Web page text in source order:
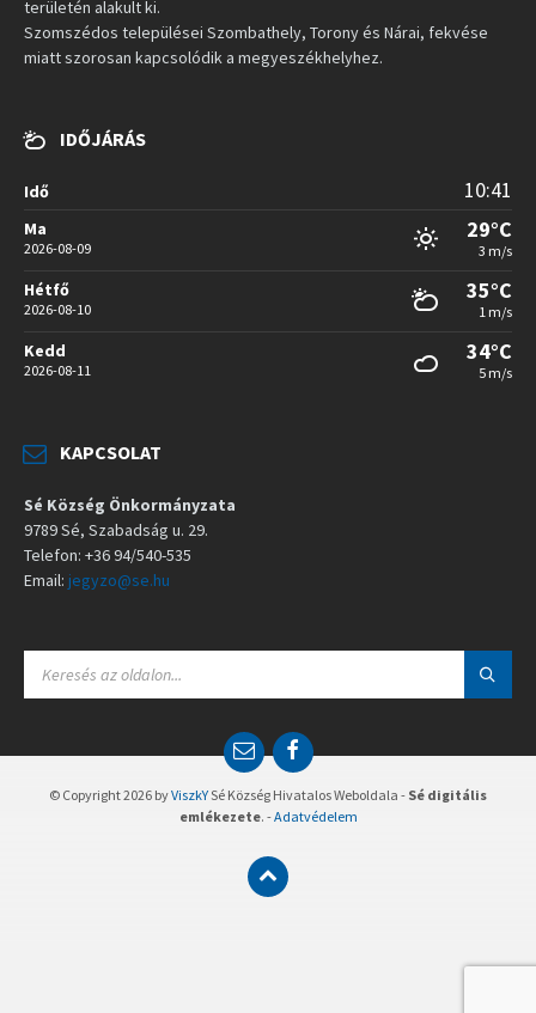
területén alakult ki.
Szomszédos települései Szombathely, Torony és Nárai, fekvése
miatt szorosan kapcsolódik a megyeszékhelyhez.
IDŐJÁRÁS
Idő 10:41
Ma
2026-08-09
29°C
3 m/s
Hétfő
2026-08-10
35°C
1 m/s
Kedd
2026-08-11
34°C
5 m/s
KAPCSOLAT
Sé Község Önkormányzata
9789 Sé, Szabadság u. 29.
Telefon: +36 94/540-535
Email: jegyzo@se.hu
A
E
m
a
i
l
F
a
c
e
b
© Copyright 2026 byViszkYSé Község Hivatalos Weboldala - Sé digitális
emlékezete. -Adatvédelem